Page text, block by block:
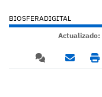
BIOSFERADIGITAL
Actualizado: